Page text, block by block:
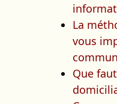
La
vous
Que